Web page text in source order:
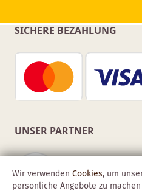
SICHERE BEZAHLUNG
UNSER PARTNER
Wir verwenden Cookies, um
persönliche Angebote zu